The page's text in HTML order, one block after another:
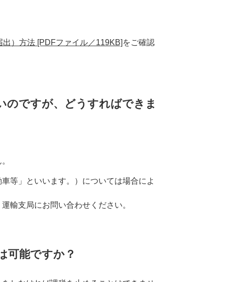
）方法 [PDFファイル／119KB] をご確認
のですが、どうすればできま
等」といいます。）については場合によ
輸支局にお問い合わせください。
可能ですか？